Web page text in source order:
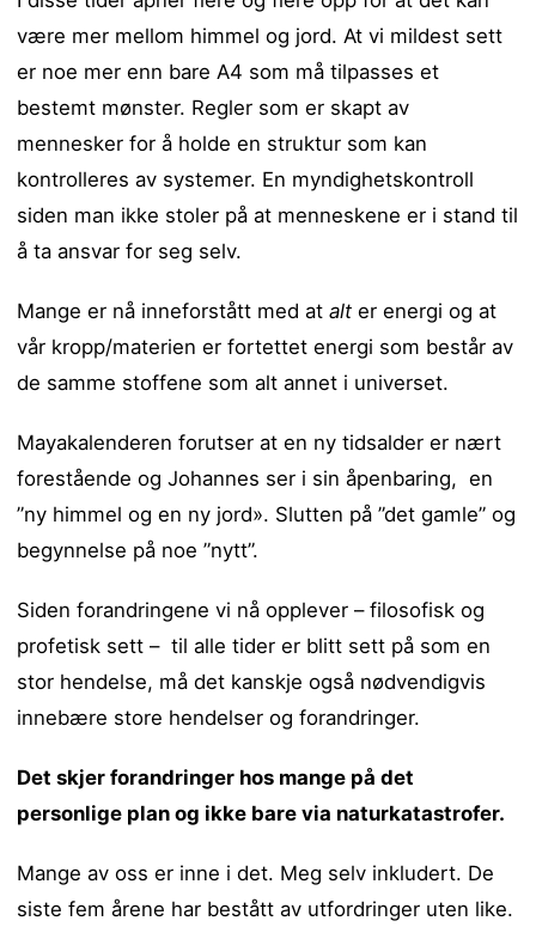
være mer mellom himmel og jord. At vi mildest sett
er noe mer enn bare A4 som må tilpasses et
bestemt mønster. Regler som er skapt av
mennesker for å holde en struktur som kan
kontrolleres av systemer. En myndighetskontroll
siden man ikke stoler på at menneskene er i stand til
å ta ansvar for seg selv.
Mange er nå inneforstått med atalter energi og at
vår kropp/materien er fortettet energi som består av
de samme stoffene som alt annet i universet.
Mayakalenderen forutser at en ny tidsalder er nært
forestående og Johannes ser i sin åpenbaring, en
”ny himmel og en ny jord». Slutten på ”det gamle” og
begynnelse på noe ”nytt”.
Siden forandringene vi nå opplever – filosofisk og
profetisk sett – til alle tider er blitt sett på som en
stor hendelse, må det kanskje også nødvendigvis
innebære store hendelser og forandringer.
Det skjer forandringer hos mange på det
personlige plan og ikke bare via naturkatastrofer.
Mange av oss er inne i det. Meg selv inkludert. De
siste fem årene har bestått av utfordringer uten like.